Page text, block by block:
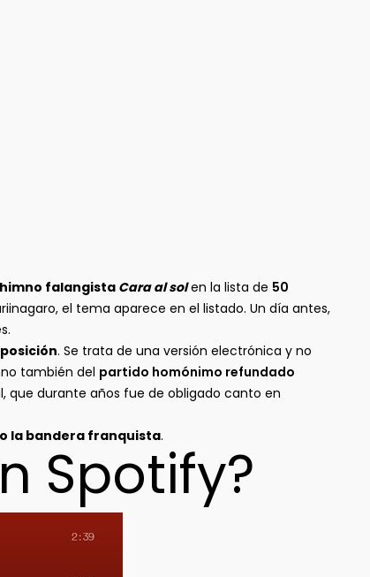
falangistaCara al solen la lista de 50
el tema aparece en el listado. Un día antes,
. Se trata de una versión electrónica y no
también del partido homónimo refundado
que durante años fue de obligado canto en
la bandera franquista.
Spotify?